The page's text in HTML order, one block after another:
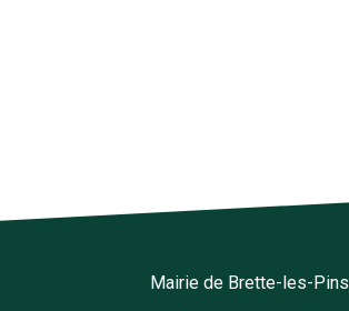
Mairie de Brette-les-Pins